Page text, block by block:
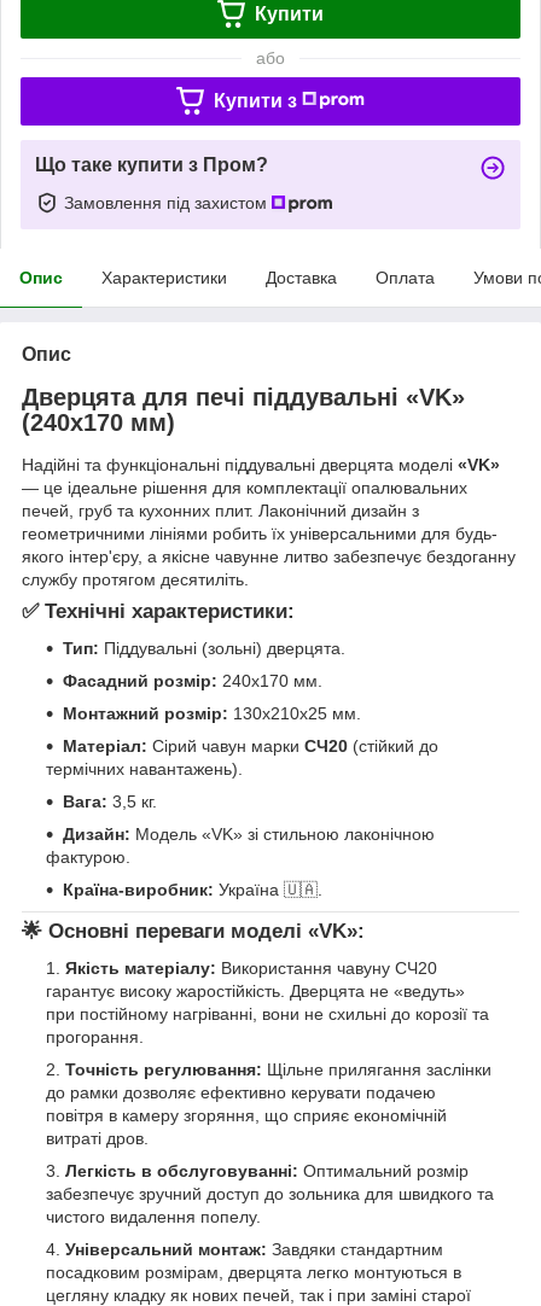
Купити
або
Купити з
Що таке купити з Пром?
Замовлення під захистом
Опис Характеристики Доставка Оплата Умови
Опис
Дверцята для печі піддувальні «VK»
(240х170 мм)
Надійні та функціональні піддувальні дверцята моделі «VK»
— це ідеальне рішення для комплектації опалювальних
печей, груб та кухонних плит. Лаконічний дизайн з
геометричними лініями робить їх універсальними для будь-
якого інтер'єру, а якісне чавунне литво забезпечує бездоганну
службу протягом десятиліть.
✅ Технічні характеристики:
Тип: Піддувальні (зольні) дверцята.
Фасадний розмір: 240х170 мм.
Монтажний розмір: 130х210х25 мм.
Матеріал: Сірий чавун марки СЧ20 (стійкий до
термічних навантажень).
Вага: 3,5 кг.
Дизайн: Модель «VK» зі стильною лаконічною
фактурою.
Країна-виробник: Україна 🇺🇦.
🌟 Основні переваги моделі «VK»:
Якість матеріалу: Використання чавуну СЧ20
гарантує високу жаростійкість. Дверцята не «ведуть»
при постійному нагріванні, вони не схильні до корозії та
прогорання.
Точність регулювання: Щільне прилягання заслінки
до рамки дозволяє ефективно керувати подачею
повітря в камеру згоряння, що сприяє економічній
витраті дров.
Легкість в обслуговуванні: Оптимальний розмір
забезпечує зручний доступ до зольника для швидкого та
чистого видалення попелу.
Універсальний монтаж: Завдяки стандартним
посадковим розмірам, дверцята легко монтуються в
цегляну кладку як нових печей, так і при заміні старої